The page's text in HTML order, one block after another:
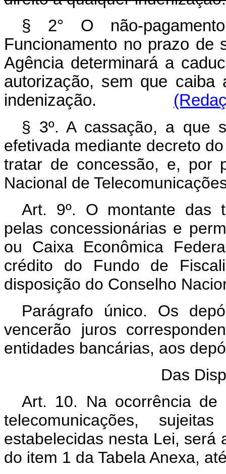
§ 2° O não-
Funcionamento no prazo de
Agência determinará a
autorização, sem que caiba
indenização.
§ 3º. A cassação, a que
efetivada mediante decreto
tratar de concessão, e, por
Nacional de
Art. 9º. O montante das
pelas concessionárias e
ou Caixa Econômica
crédito do Fundo de
disposição do Conselho
Parágrafo único. Os
vencerão juros
entidades bancárias, aos
Das
Art. 10. Na ocorrência de
telecomunicações,
estabelecidas nesta Lei, será
do item 1 da Tabela Anexa,